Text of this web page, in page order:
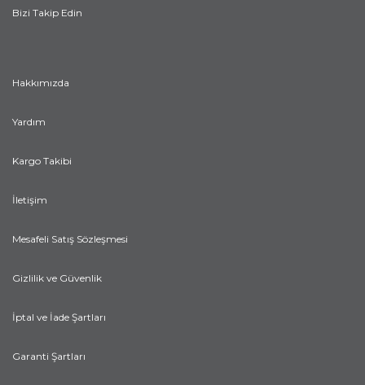
Bizi Takip Edin
Hakkımızda
Yardım
Kargo Takibi
İletişim
Mesafeli Satış Sözleşmesi
Gizlilik ve Güvenlik
İptal ve İade Şartları
Garanti Şartları